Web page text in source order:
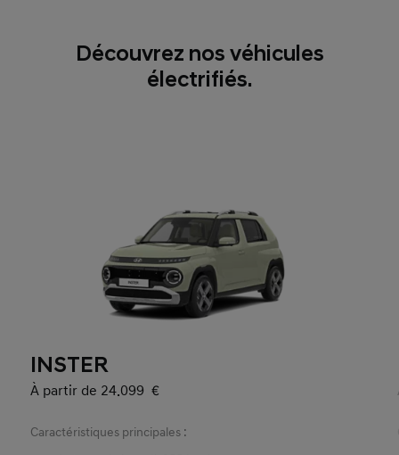
Découvrez nos véhicules
électrifiés.
INSTER
À partir de 24.099 €
Caractéristiques principales :